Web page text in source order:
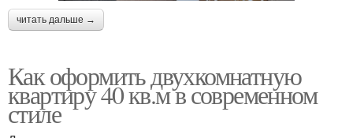
читать дальше →
Как оформить двухкомнатную
квартиру 40 кв.м в современном
стиле